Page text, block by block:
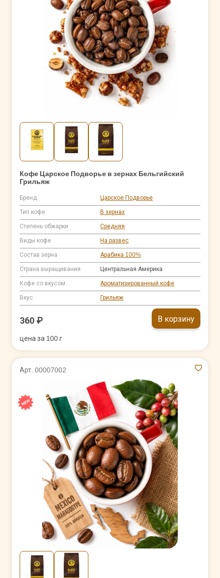
Кофе Царское Подворье в зернах Бельгийский
Грильяж
Бренд Царское Подворье
Тип кофе В зернах
Степень обжарки Средняя
Виды кофе На развес
Состав зерна Арабика 100%
Страна выращивания Центральная Америка
Кофе со вкусом Ароматизированный кофе
Вкус Грильяж
360 ₽ В корзину
цена за 100 г
Арт. 00007002